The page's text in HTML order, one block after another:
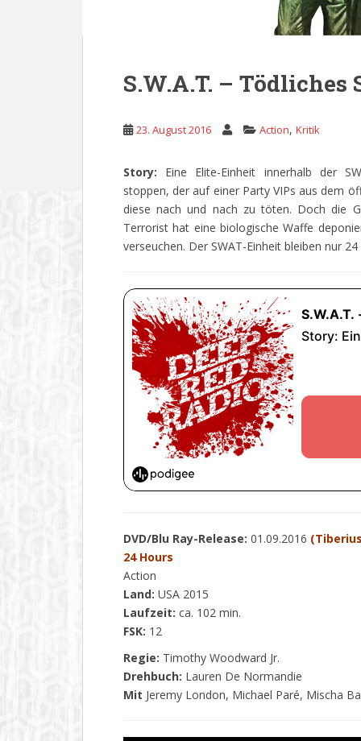
S.W.A.T. – Tödliches
23. August 2016 Action, Kritik
Story: Eine Elite-Einheit innerhalb der
stoppen, der auf einer Party VIPs aus dem
diese nach und nach zu töten. Doch die
Terrorist hat eine biologische Waffe
verseuchen. Der SWAT-Einheit bleiben nur
DVD/Blu Ray-Release: 01.09.2016
24 Hours
Action
Land: USA 2015
Laufzeit: ca. 102 min.
FSK: 12
Regie: Timothy Woodward Jr.
Drehbuch: Lauren De Normandie
Mit Jeremy London, Michael Paré, Mischa